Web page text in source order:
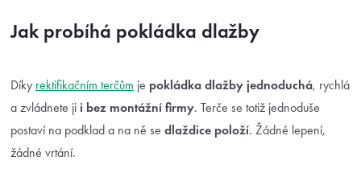
Jak probíhá pokládka dlažby
Díky rektifikačním terčům je pokládka dlažby jednoduchá, rychlá
a zvládnete ji i bez montážní firmy. Terče se totiž jednoduše
postaví na podklad a na ně se dlaždice položí. Žádné lepení,
žádné vrtání.